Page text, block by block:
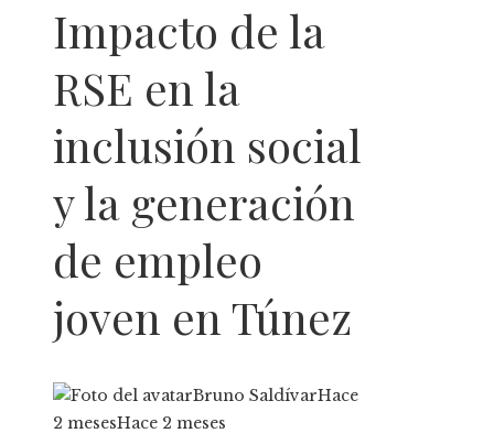
Impacto de la
RSE en la
inclusión social
y la generación
de empleo
joven en Túnez
Bruno SaldívarHace
2 mesesHace 2 meses